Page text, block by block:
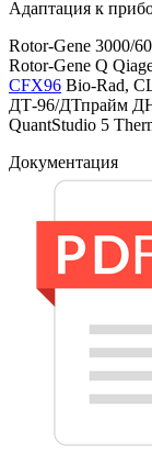
Адаптация к
Rotor-Gene 3000/
Rotor-Gene Q
CFX96 Bio-Rad,
ДТ-96/ДТпрайм
QuantStudio 5
Документация